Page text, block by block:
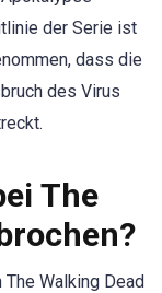
der Serie ist
dass die
des Virus
The
Walking Dead